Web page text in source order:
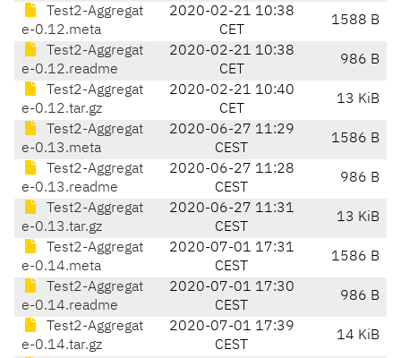
Test2-Aggregat
e-0.12.meta
2020-02-21 10:38
CET
1588 B
Test2-Aggregat
e-0.12.readme
2020-02-21 10:38
CET
986 B
Test2-Aggregat
e-0.12.tar.gz
2020-02-21 10:40
CET
13 KiB
Test2-Aggregat
e-0.13.meta
2020-06-27 11:29
CEST
1586 B
Test2-Aggregat
e-0.13.readme
2020-06-27 11:28
CEST
986 B
Test2-Aggregat
e-0.13.tar.gz
2020-06-27 11:31
CEST
13 KiB
Test2-Aggregat
e-0.14.meta
2020-07-01 17:31
CEST
1586 B
Test2-Aggregat
e-0.14.readme
2020-07-01 17:30
CEST
986 B
Test2-Aggregat
e-0.14.tar.gz
2020-07-01 17:39
CEST
14 KiB